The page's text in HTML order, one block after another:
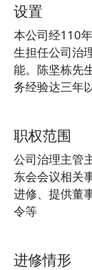
设置
本公司经110
生担任公司治
能。陈坚栋先
务经验达三年
职权范围
公司治理主管
东会会议相关
进修、提供董
令等
进修情形